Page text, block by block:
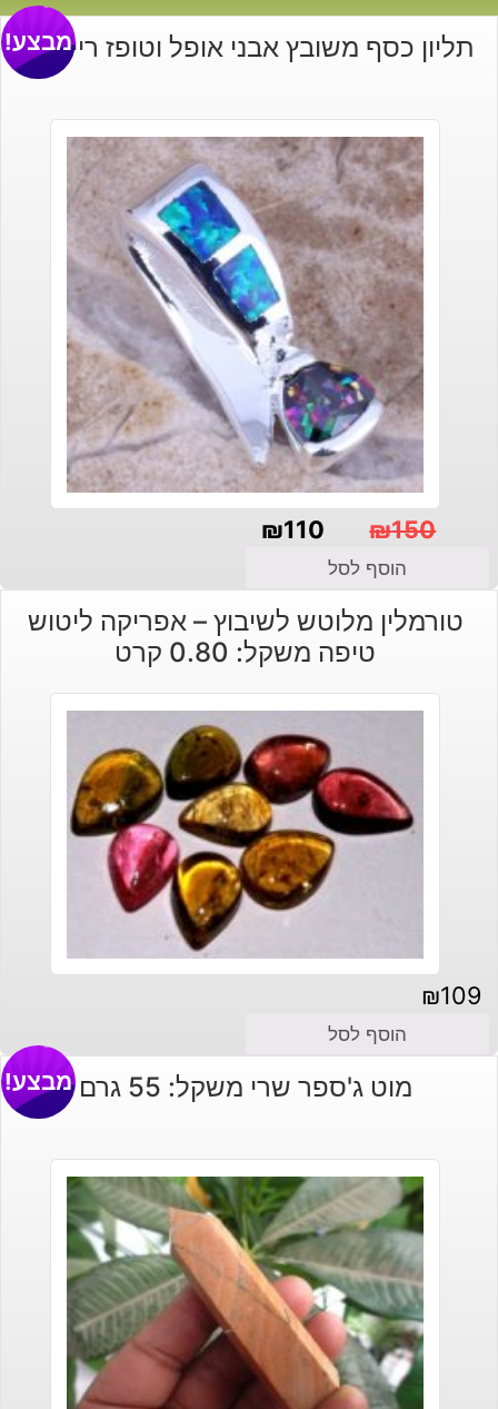
תליון כסף משובץ אבני אופל וטופז ריינבואו
מבצע!
₪150
המקורי
היה:
₪110
הנוכחי
הוא:
הוסף לסל
טורמלין מלוטש לשיבוץ – אפריקה ליטוש
טיפה משקל: 0.80 קרט
₪109
הוסף לסל
מוט ג'ספר שרי משקל: 55 גרם מבצע!